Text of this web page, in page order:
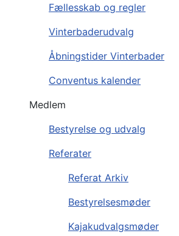
Fællesskab og regler
Vinterbaderudvalg
Åbningstider Vinterbader
Conventus kalender
Medlem
Bestyrelse og udvalg
Referater
Referat Arkiv
Bestyrelsesmøder
Kajakudvalgsmøder